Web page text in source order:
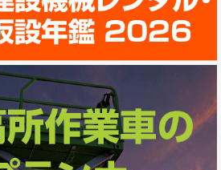
k
e
d
e